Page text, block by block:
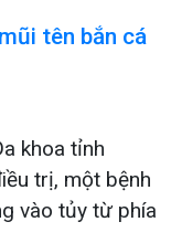
tên bắn cá
khoa tỉnh
trị, một bệnh
vào tủy từ phía